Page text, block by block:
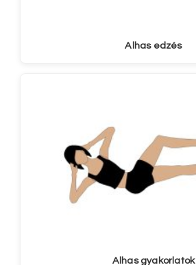
Alhas edzés
Alhas gyakorlatok